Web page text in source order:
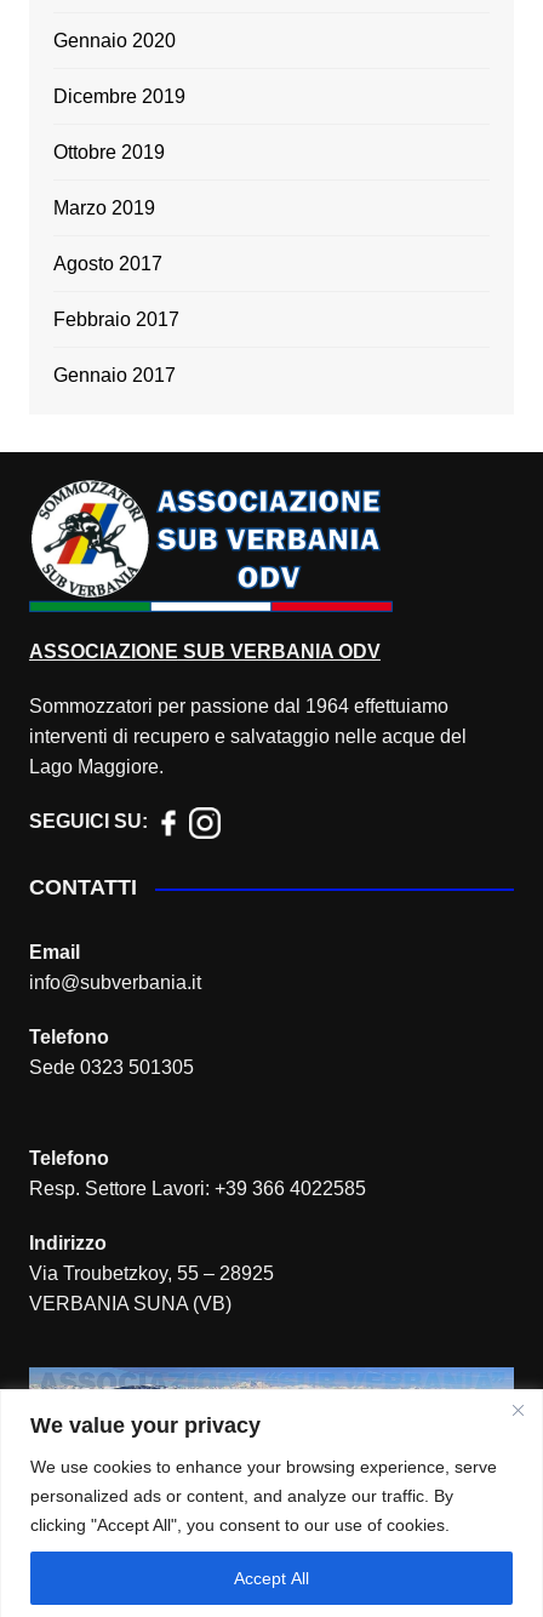
We value your privacy
We use cookies to enhance your browsing experience, serve
personalized ads or content, and analyze our traffic. By
clicking "Accept All", you consent to our use of cookies.
Accept All
Gennaio 2020
Dicembre 2019
Ottobre 2019
Marzo 2019
Agosto 2017
Febbraio 2017
Gennaio 2017
ASSOCIAZIONE SUB VERBANIA ODV
Sommozzatori per passione dal 1964 effettuiamo
interventi di recupero e salvataggio nelle acque del
Lago Maggiore.
SEGUICI SU:
CONTATTI
Email
info@subverbania.it
Telefono
Sede 0323 501305
Telefono
Resp. Settore Lavori: +39 366 4022585
Indirizzo
Via Troubetzkoy, 55 – 28925
VERBANIA SUNA (VB)
© 2022 ASSOCIAZIONE SUB VERBANIA ODV ⎟ Via
Troubetzkoy, 55 – 28925 – VERBANIA SUNA (VB) ⎟ P. IVA: